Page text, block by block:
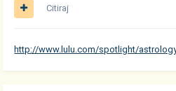
Citiraj
http://www.lulu.com/spotlight/